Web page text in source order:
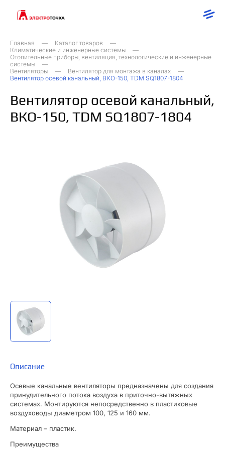
Главная
Каталог товаров
Климатические и инженерные системы
Отопительные приборы, вентиляция, технологические и инженерные
системы
Вентиляторы
Вентилятор для монтажа в каналах
Вентилятор осевой канальный, ВКО-150, TDM SQ1807-1804
Вентилятор осевой канальный,
ВКО-150, TDM SQ1807-1804
Описание
Осевые канальные вентиляторы предназначены для создания
принудительного потока воздуха в приточно-вытяжных
системах. Монтируются непосредственно в пластиковые
воздуховоды диаметром 100, 125 и 160 мм.
Материал – пластик.
Преимущества